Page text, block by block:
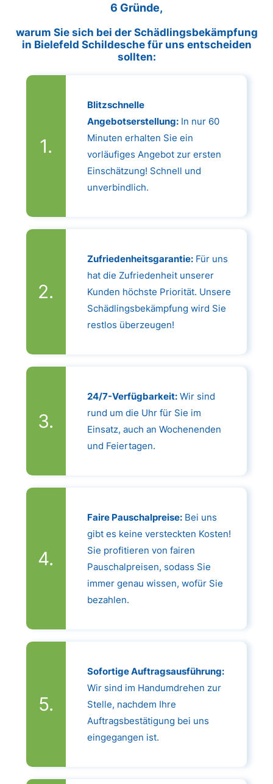
6 Gründe,
warum Sie sich bei der Schädlingsbekämpfung
in Bielefeld Schildesche für uns entscheiden
sollten:
Blitzschnelle
Angebotserstellung:In nur 60
Minuten erhalten Sie ein
vorläufiges Angebot zur ersten
Einschätzung! Schnell und
unverbindlich.
Zufriedenheitsgarantie:Für uns
hat die Zufriedenheit unserer
Kunden höchste Priorität. Unsere
Schädlingsbekämpfung wird Sie
restlos überzeugen!
24/7-Verfügbarkeit:Wir sind
rund um die Uhr für Sie im
Einsatz, auch an Wochenenden
und Feiertagen.
Faire Pauschalpreise:Bei uns
gibt es keine versteckten Kosten!
Sie profitieren von fairen
Pauschalpreisen, sodass Sie
immer genau wissen, wofür Sie
bezahlen.
Sofortige Auftragsausführung:
Wir sind im Handumdrehen zur
Stelle, nachdem Ihre
Auftragsbestätigung bei uns
eingegangen ist.